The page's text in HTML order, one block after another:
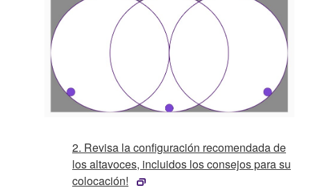
2. Revisa la configuración recomendada de
los altavoces, incluidos los consejos para su
colocación!